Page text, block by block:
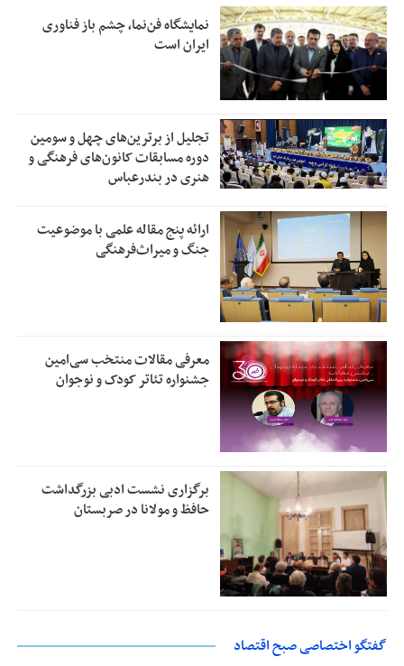
نمایشگاه فن‌نما، چشم باز فناوری
ایران است
تجلیل از بر‌ترین‌های چهل و سومین
دوره مسابقات کانون‌های فرهنگی و
هنری در بندرعباس
ارائه پنج مقاله علمی با موضوعیت
جنگ و میراث‌فرهنگی
معرفی مقالات منتخب سی‌امین
جشنواره تئاتر کودک و نوجوان
برگزاری نشست ادبی بزرگداشت
حافظ و مولانا در صربستان
گفتگو اختصاصی صبح اقتصاد